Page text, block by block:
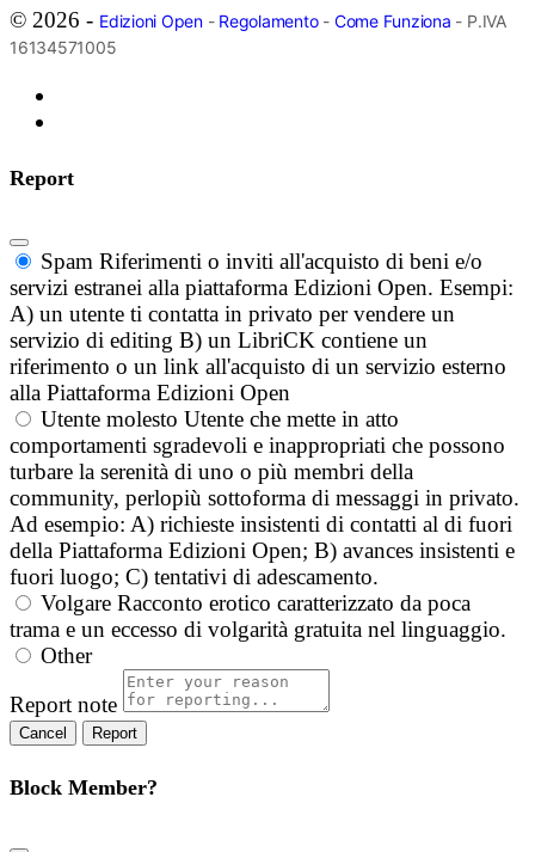
© 2026 - Edizioni Open- Regolamento- Come Funziona - P.IVA
16134571005
Report
Spam Riferimenti o inviti all'acquisto di beni e/o
servizi estranei alla piattaforma Edizioni Open. Esempi:
A) un utente ti contatta in privato per vendere un
servizio di editing B) un LibriCK contiene un
riferimento o un link all'acquisto di un servizio esterno
alla Piattaforma Edizioni Open
Utente molesto Utente che mette in atto
comportamenti sgradevoli e inappropriati che possono
turbare la serenità di uno o più membri della
community, perlopiù sottoforma di messaggi in privato.
Ad esempio: A) richieste insistenti di contatti al di fuori
della Piattaforma Edizioni Open; B) avances insistenti e
fuori luogo; C) tentativi di adescamento.
Volgare Racconto erotico caratterizzato da poca
trama e un eccesso di volgarità gratuita nel linguaggio.
Other
Report note
Report
Block Member?